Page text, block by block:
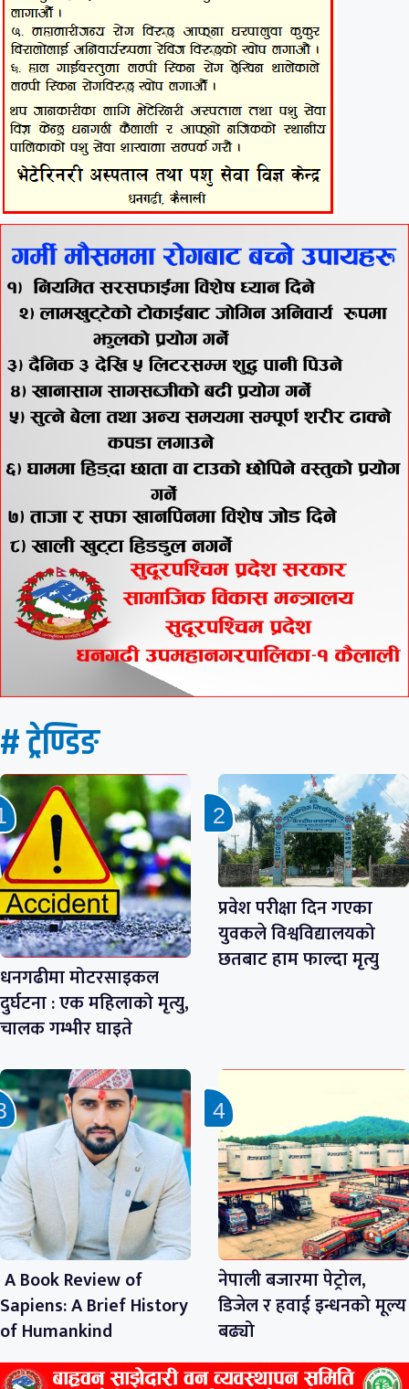
# ट्रेण्डिङ
धनगढीमा मोटरसाइकल
दुर्घटना : एक महिलाको मृत्यु,
चालक गम्भीर घाइते
प्रवेश परीक्षा दिन गएका
युवकले विश्वविद्यालयको
छतबाट हाम फाल्दा मृत्यु
A Book Review of
Sapiens: A Brief History
of Humankind
नेपाली बजारमा पेट्रोल,
डिजेल र हवाई इन्धनको मूल्य
बढ्यो